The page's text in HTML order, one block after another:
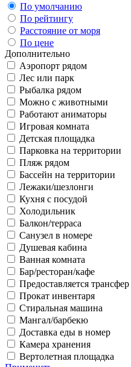
По умолчанию
По рейтингу
Расстояние от моря
По цене
Дополнительно
Аэропорт рядом
Лес или парк
Рыбалка рядом
Можно с животными
Работают аниматоры
Игровая комната
Детская площадка
Парковка на территории
Пляж рядом
Бассейн на территории
Лежаки/шезлонги
Кухня с посудой
Холодильник
Балкон/терраса
Санузел в номере
Душевая кабина
Ванная комната
Бар/ресторан/кафе
Предоставляется трансфер
Прокат инвентаря
Стиральная машина
Мангал/барбекю
Доставка еды в номер
Камера хранения
Вертолетная площадка